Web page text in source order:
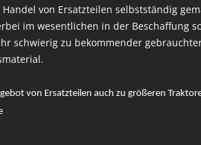
von Ersatzteilen selbstständig
im wesentlichen in der Beschaffung
schwierig zu bekommender
von Ersatzteilen auch zu größeren